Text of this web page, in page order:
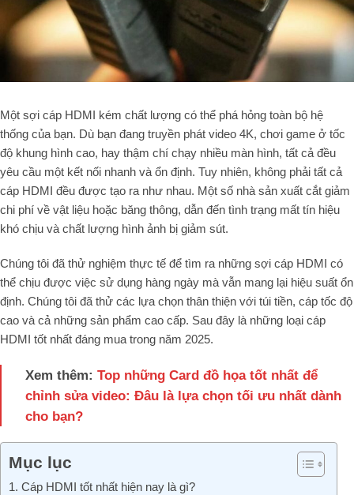
Một sợi cáp HDMI kém chất lượng có thể phá hỏng toàn bộ hệ
thống của bạn. Dù bạn đang truyền phát video 4K, chơi game ở tốc
độ khung hình cao, hay thậm chí chạy nhiều màn hình, tất cả đều
yêu cầu một kết nối nhanh và ổn định. Tuy nhiên, không phải tất cả
cáp HDMI đều được tạo ra như nhau. Một số nhà sản xuất cắt giảm
chi phí về vật liệu hoặc băng thông, dẫn đến tình trạng mất tín hiệu
khó chịu và chất lượng hình ảnh bị giảm sút.
Chúng tôi đã thử nghiệm thực tế để tìm ra những sợi cáp HDMI có
thể chịu được việc sử dụng hàng ngày mà vẫn mang lại hiệu suất ổn
định. Chúng tôi đã thử các lựa chọn thân thiện với túi tiền, cáp tốc độ
cao và cả những sản phẩm cao cấp. Sau đây là những loại cáp
HDMI tốt nhất đáng mua trong năm 2025.
Xem thêm: Top những Card đồ họa tốt nhất để
chỉnh sửa video: Đâu là lựa chọn tối ưu nhất dành
cho bạn?
Mục lục
1. Cáp HDMI tốt nhất hiện nay là gì?